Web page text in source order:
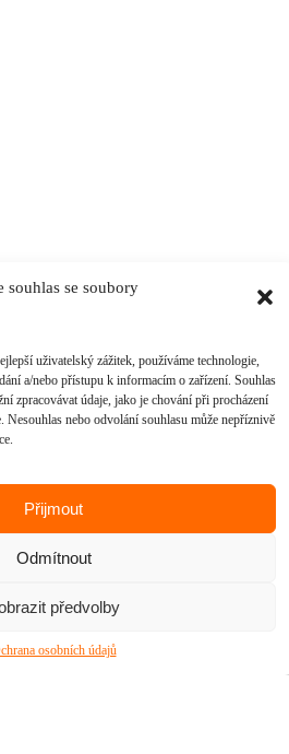
souhlas se soubory
uživatelský zážitek, používáme technologie,
a/nebo přístupu k informacím o zařízení. Souhlas
zpracovávat údaje, jako je chování při procházení
Nesouhlas nebo odvolání souhlasu může nepříznivě
Přijmout
Odmítnout
předvolby
osobních údajů